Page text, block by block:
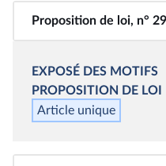
Proposition de loi, n°
<b>Proposition de
EXPOSÉ DES MOTIFS
PROPOSITION DE LOI
Article unique